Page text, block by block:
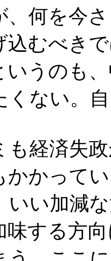
、何を今
込むべき
いうのも
くない。
経済失政
かかって
いい加減
味する方